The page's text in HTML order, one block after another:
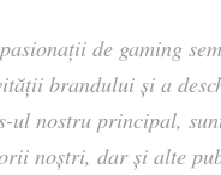
de gaming
brandului și a
ul nostru principal,
noștri, dar și alte